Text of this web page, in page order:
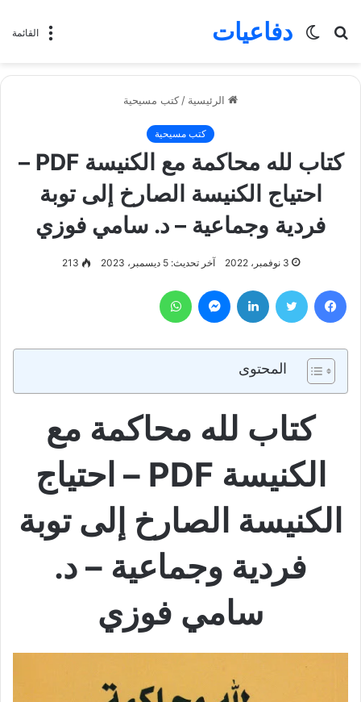
القائمة دفاعيات
بحث
الوضع
الرئيسية / كتب مسيحية
كتب مسيحية
كتاب لله محاكمة مع الكنيسة PDF –
احتياج الكنيسة الصارخ إلى توبة
فردية وجماعية – د. سامي فوزي
3 نوفمبر، 2022 آخر تحديث: 5 ديسمبر، 2023 213
فيسبوك تويتر لينكدإن ماسنجر
المحتوى
كتاب لله محاكمة مع
الكنيسة PDF – احتياج
الكنيسة الصارخ إلى توبة
فردية وجماعية – د.
سامي فوزي